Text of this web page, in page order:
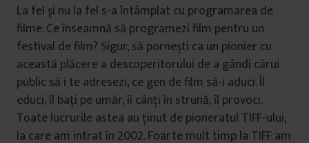
La fel și nu la fel s-a întâmplat cu programarea de
filme. Ce înseamnă să programezi film pentru un
festival de film? Sigur, să pornești ca un pionier cu
această plăcere a descoperitorului de a gândi cărui
public să i te adresezi, ce gen de film să-i aduci. Îl
educi, îl bați pe umăr, îi cânți în strună, îl provoci.
Toate lucrurile astea au ținut de pioneratul TIFF-ului,
la care am intrat în 2002. Foarte mult timp la TIFF am